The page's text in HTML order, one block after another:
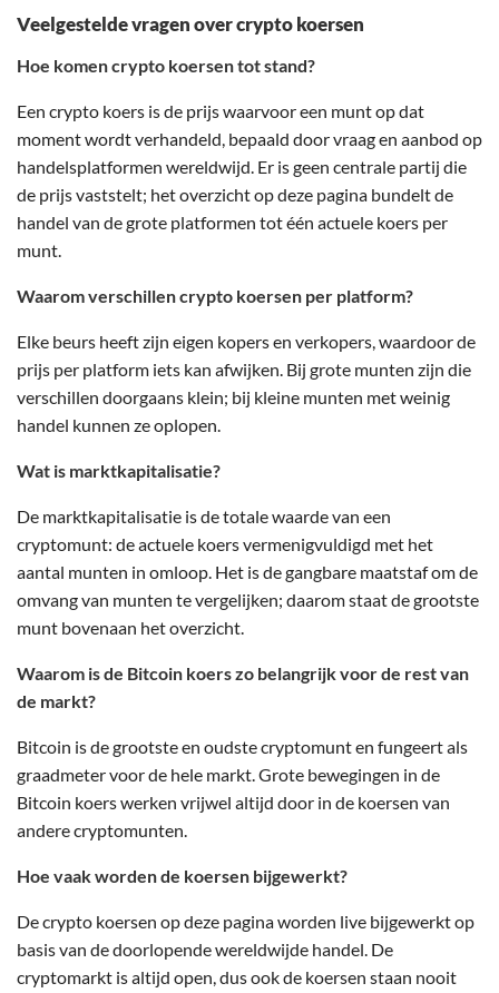
Veelgestelde vragen over crypto koersen
Hoe komen crypto koersen tot stand?
Een crypto koers is de prijs waarvoor een munt op dat
moment wordt verhandeld, bepaald door vraag en aanbod op
handelsplatformen wereldwijd. Er is geen centrale partij die
de prijs vaststelt; het overzicht op deze pagina bundelt de
handel van de grote platformen tot één actuele koers per
munt.
Waarom verschillen crypto koersen per platform?
Elke beurs heeft zijn eigen kopers en verkopers, waardoor de
prijs per platform iets kan afwijken. Bij grote munten zijn die
verschillen doorgaans klein; bij kleine munten met weinig
handel kunnen ze oplopen.
Wat is marktkapitalisatie?
De marktkapitalisatie is de totale waarde van een
cryptomunt: de actuele koers vermenigvuldigd met het
aantal munten in omloop. Het is de gangbare maatstaf om de
omvang van munten te vergelijken; daarom staat de grootste
munt bovenaan het overzicht.
Waarom is de Bitcoin koers zo belangrijk voor de rest van
de markt?
Bitcoin is de grootste en oudste cryptomunt en fungeert als
graadmeter voor de hele markt. Grote bewegingen in de
Bitcoin koers werken vrijwel altijd door in de koersen van
andere cryptomunten.
Hoe vaak worden de koersen bijgewerkt?
De crypto koersen op deze pagina worden live bijgewerkt op
basis van de doorlopende wereldwijde handel. De
cryptomarkt is altijd open, dus ook de koersen staan nooit